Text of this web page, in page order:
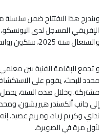
ويندرج هذا الافتتاح ضمن سلسلة
والسنغال سنة 2025، ستكون رواندا ضيفة شرف هذا العام.
و تجمع الإقامة الفنية بين
محدد للبحث، يقوم على
مشتركة. وخلال هذه السنة، يحمل
إلى جانب ألكسندر هيريشون،
نداي، وكريم زياد، ومريم
لأول مرة في الصويرة.